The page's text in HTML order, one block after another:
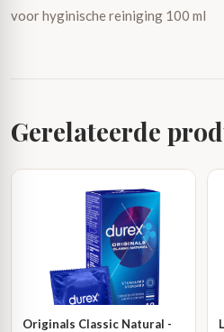
voor hyginische reiniging 100 ml
Gerelateerde
Originals Classic Natural -